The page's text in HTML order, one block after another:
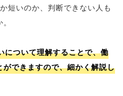
短いのか、判断できない人も
について理解することで、働
できますので、細かく解説し